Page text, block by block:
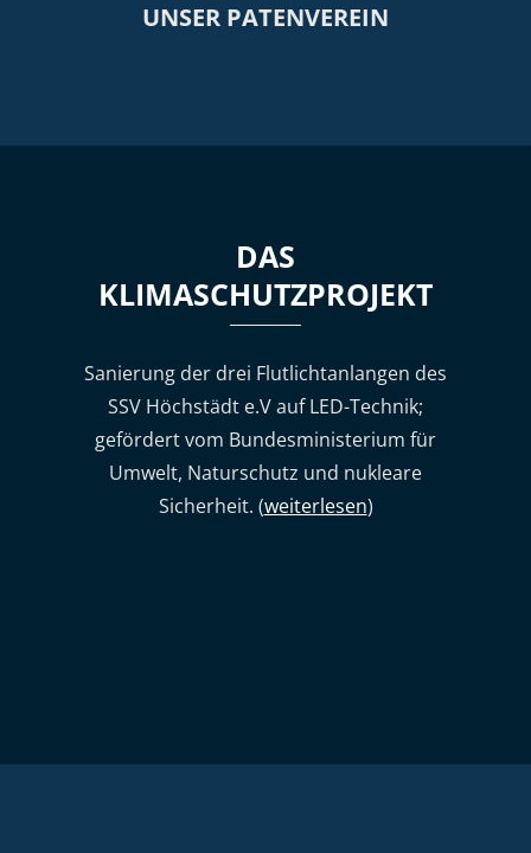
UNSER PATENVEREIN
DAS
KLIMASCHUTZPROJEKT
Sanierung der drei Flutlichtanlangen des
SSV Höchstädt e.V auf LED-Technik;
gefördert vom Bundesministerium für
Umwelt, Naturschutz und nukleare
Sicherheit. (weiterlesen)